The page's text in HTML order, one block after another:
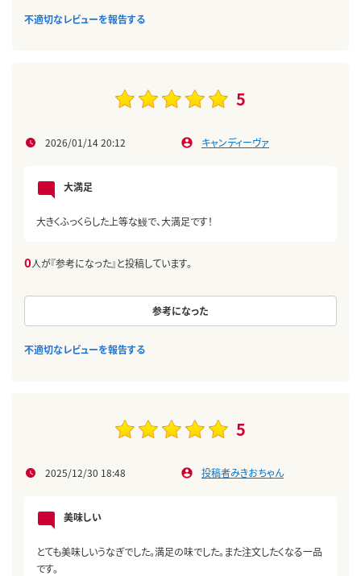
不適切なレビューを報告する
5
2026/01/14 20:12 キャンディーヴァ
大満足
大きくふっくらした上等な鰻で、大満足です！
0人が『参考になった』と投稿しています。
参考になった
不適切なレビューを報告する
5
2025/12/30 18:48 投稿者みきおちゃん
美味しい
とても美味しいうなぎでした。満足の味でした。また注文したくなる一品
です。